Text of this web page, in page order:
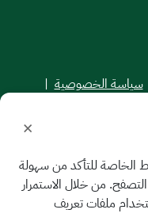
سياسة الخصوصية |
© 2026
×
الخاصة للتأكد من سهولة
من خلال الاستمرار
ملفات تعريف